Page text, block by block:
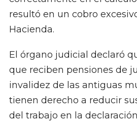
resultó en un cobro
Hacienda.
El órgano judicial declaró
que reciben pensiones de
invalidez de las antiguas
tienen derecho a reducir
del trabajo en la